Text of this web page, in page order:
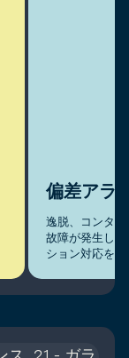
偏差アラ
逸脱、コンタ
故障が発生し
ション対応を